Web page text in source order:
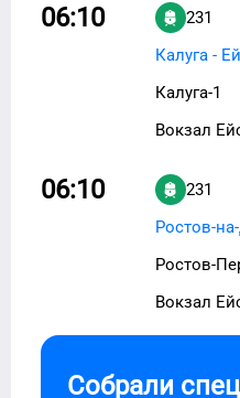
06:10
231
Калуга -
Калуга-1
Вокзал
06:10
231
Ростов-
Ростов-
Вокзал
Собрали